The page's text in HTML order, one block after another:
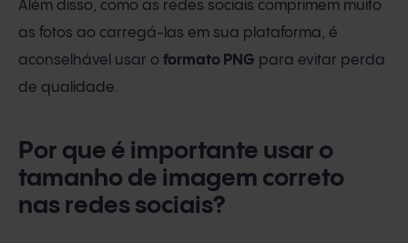
Além disso, como as redes sociais comprimem muito
as fotos ao carregá-las em sua plataforma, é
aconselhável usar o formato PNG para evitar perda
de qualidade.
Por que é importante usar o
tamanho de imagem correto
nas redes sociais?